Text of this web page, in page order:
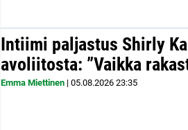
Intiimi paljastus Shirly
avoliitosta: ”Vaikka
Emma Miettinen | 05.08.2026 23:35